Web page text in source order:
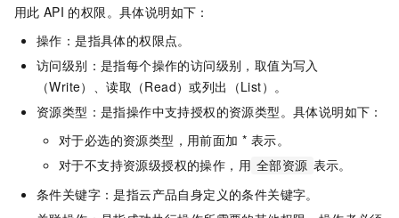
用此 API 的权限。具体说明如下：
操作：是指具体的权限点。
访问级别：是指每个操作的访问级别，取值为写入
（Write）、读取（Read）或列出（List）。
资源类型：是指操作中支持授权的资源类型。具体说明如下：
对于必选的资源类型，用前面加 * 表示。
对于不支持资源级授权的操作，用 全部资源 表示。
条件关键字：是指云产品自身定义的条件关键字。